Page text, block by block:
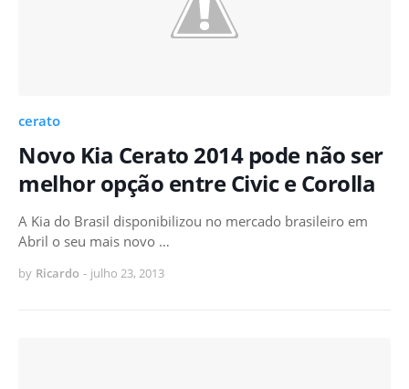
cerato
Novo Kia Cerato 2014 pode não ser
melhor opção entre Civic e Corolla
A Kia do Brasil disponibilizou no mercado brasileiro em
Abril o seu mais novo …
by Ricardo - julho 23, 2013